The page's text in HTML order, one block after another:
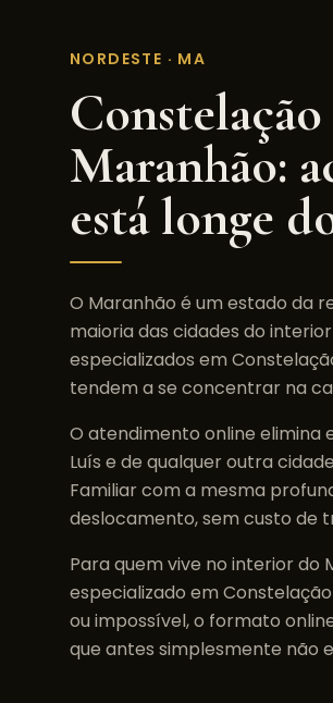
NORDESTE · MA
Maranhão:
está longe
O Maranhão é um estado da
maioria das cidades do
especializados em
tendem a se concentrar na
O atendimento online elimina
Luís e de qualquer outra
Familiarcom a mesma
deslocamento, sem custo de
Para quem vive no interior do
especializado em
ou impossível, o formato
que antes simplesmente não